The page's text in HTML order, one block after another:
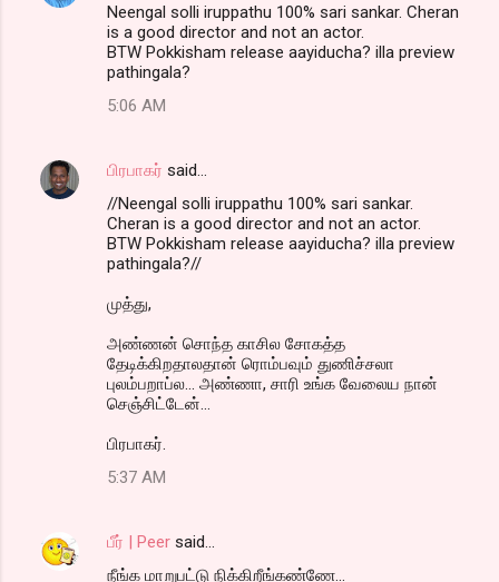
Neengal solli iruppathu 100% sari sankar. Cheran
is a good director and not an actor.
BTW Pokkisham release aayiducha? illa preview
pathingala?
5:06 AM
பிரபாகர் said…
//Neengal solli iruppathu 100% sari sankar.
Cheran is a good director and not an actor.
BTW Pokkisham release aayiducha? illa preview
pathingala?//
முத்து,
அண்ணன் சொந்த காசில சோகத்த
தேடிக்கிறதாலதான் ரொம்பவும் துணிச்சலா
புலம்பறாப்ல... அண்ணா, சாரி உங்க வேலைய நான்
செஞ்சிட்டேன்...
பிரபாகர்.
5:37 AM
பீர் | Peer said…
நீங்க மாறுபட்டு நிக்கிறீங்கண்ணே...